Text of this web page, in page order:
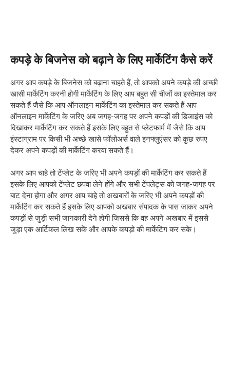
कपड़े के बिजनेस को बढ़ाने के लिए मार्केटिंग कैसे करें
अगर आप कपड़े के बिजनेस को बढ़ाना चाहते हैं, तो आपको अपने कपड़े की अच्छी
खासी मार्केटिंग करनी होगी मार्केटिंग के लिए आप बहुत सी चीजों का इस्तेमाल कर
सकते हैं जैसे कि आप ऑनलाइन मार्केटिंग का इस्तेमाल कर सकते हैं आप
ऑनलाइन मार्केटिंग के जरिए अब जगह-जगह पर अपने कपड़ों की डिजाइंस को
दिखाकर मार्केटिंग कर सकते हैं इसके लिए बहुत से प्लेटफार्म में जैसे कि आप
इंस्टाग्राम पर किसी भी अच्छे खासे फॉलोअर्स वाले इनफ्लुएंसर को कुछ रुपए
देकर अपने कपड़ों की मार्केटिंग करवा सकते हैं।
अगर आप चाहे तो टेंप्लेट के जरिए भी अपने कपड़ों की मार्केटिंग कर सकते हैं
इसके लिए आपको टेंप्लेट छपवा लेने होंगे और सभी टेंपलेट्स को जगह-जगह पर
बाट देना होगा और अगर आप चाहे तो अखबारों के जरिए भी अपने कपड़ों की
मार्केटिंग कर सकते हैं इसके लिए आपको अखबार संपादक के पास जाकर अपने
कपड़ों से जुड़ी सभी जानकारी देने होगी जिससे कि वह अपने अखबार में इससे
जुड़ा एक आर्टिकल लिख सकें और आपके कपड़ो की मार्केटिंग कर सके।